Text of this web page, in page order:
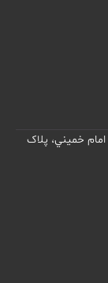
امام خميني، پلاک